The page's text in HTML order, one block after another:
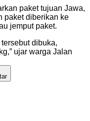
paket tujuan Jawa,
paket diberikan ke
jemput paket.
dibuka,
ujar warga Jalan